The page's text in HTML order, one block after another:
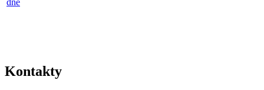
dne
Kontakty